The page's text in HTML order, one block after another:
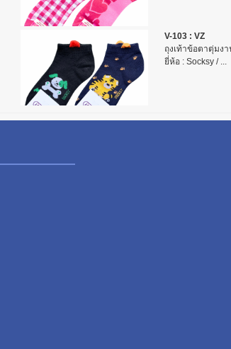
V-103 : VZ
ถุงเท้าข้อตาตุ่มง
ยี่ห้อ : Socksy / ...